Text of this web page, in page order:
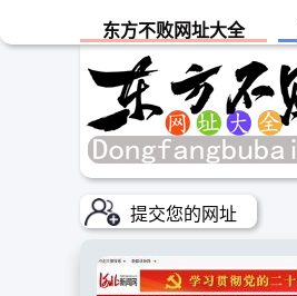
东方不败网址大全
提交您的网址